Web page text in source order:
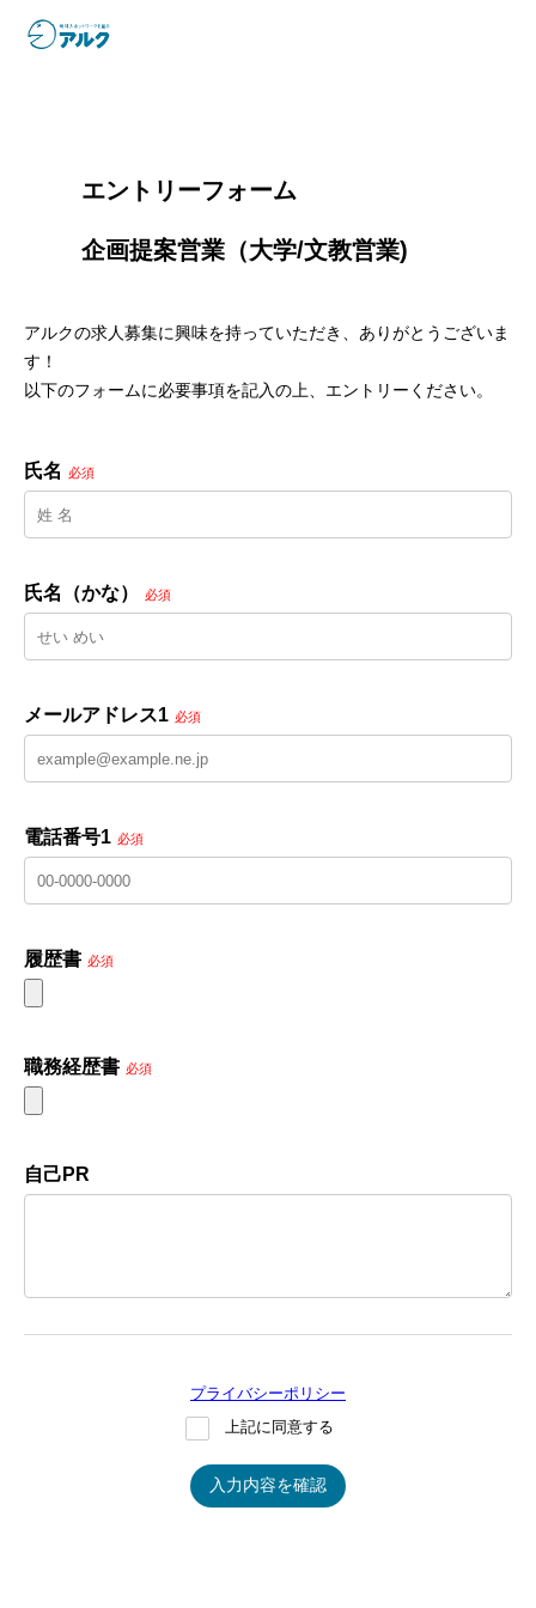
        エントリーフォーム
アルクの求人募集に興味を持っていただき、ありがとうございま
す！
以下のフォームに必要事項を記入の上、エントリーください。
氏名 必須
氏名（かな） 必須
メールアドレス1 必須
電話番号1 必須
履歴書 必須
職務経歴書 必須
自己PR
プライバシーポリシー
上記に同意する
入力内容を確認